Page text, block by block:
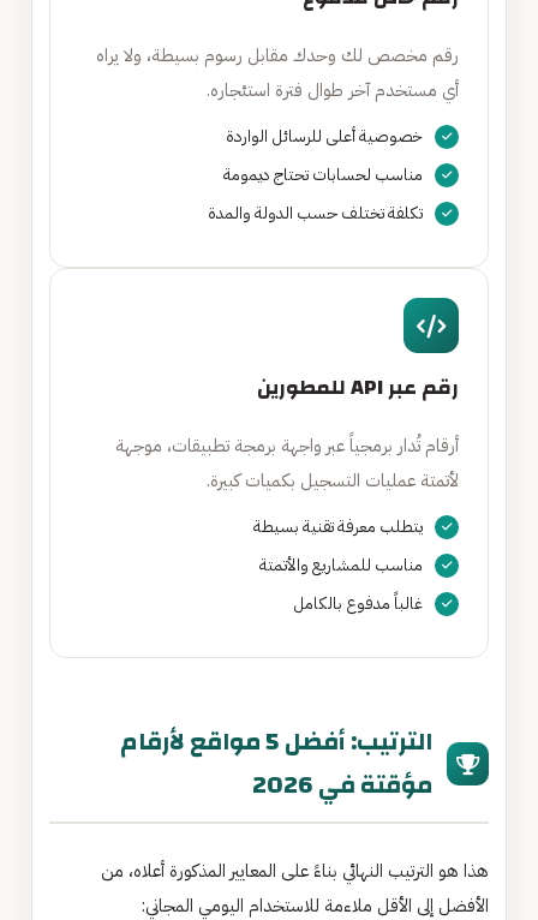
رقم مخصص لك وحدك مقابل رسوم بسيطة، ولا يراه
أي مستخدم آخر طوال فترة استئجاره.
خصوصية أعلى للرسائل الواردة
مناسب لحسابات تحتاج ديمومة
تكلفة تختلف حسب الدولة والمدة
رقم عبر API للمطورين
أرقام تُدار برمجياً عبر واجهة برمجة تطبيقات، موجهة
لأتمتة عمليات التسجيل بكميات كبيرة.
يتطلب معرفة تقنية بسيطة
مناسب للمشاريع والأتمتة
غالباً مدفوع بالكامل
الترتيب: أفضل 5 مواقع لأرقام
مؤقتة في 2026
هذا هو الترتيب النهائي بناءً على المعايير المذكورة أعلاه، من
الأفضل إلى الأقل ملاءمة للاستخدام اليومي المجاني: